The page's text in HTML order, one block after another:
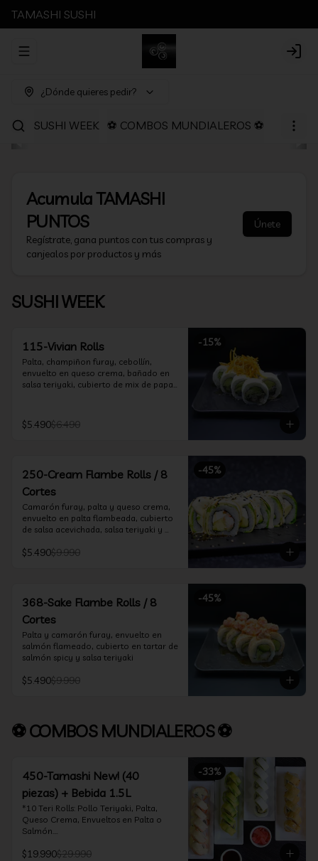
TAMASHI SUSHI
Abrir menu de navegación Login
¿Dónde quieres pedir?
SUSHI WEEK ⚽ COMBOS MUNDIALEROS ⚽
AcumulaTAMASHI
PUNTOS
Regístrate, gana puntos con tus compras y
canjealos por productos y más
Únete
SUSHI WEEK
-15%
115-Vivian Rolls
Palta, champiñon furay, cebollín,
envuelto en queso crema, bañado en
salsa teriyaki, cubierto de mix de papas
$5.490$6.490
-45%
250-Cream Flambe Rolls / 8
Cortes
Camarón furay, palta y queso crema,
envuelto en palta flambeada, cubierto
de salsa acevichada, salsa teriyaki y
$5.490$9.990
-45%
368-Sake Flambe Rolls / 8
Cortes
Palta y camarón furay, envuelto en
salmón flameado, cubierto en tartar de
salmón spicy y salsa teriyaki
$5.490$9.990
⚽ COMBOS MUNDIALEROS ⚽
-33%
450-Tamashi New! (40
piezas) + Bebida 1.5L
*10 Teri Rolls: Pollo Teriyaki, Palta,
Queso Crema, Envueltos en Palta o
Salmón.
Palta, Cebollín, Envuelto en Queso
$19.990$29.990